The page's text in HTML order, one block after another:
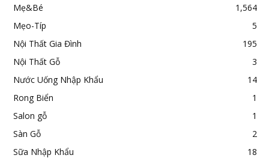
Mẹ&Bé
1,564
Mẹo-Típ
5
Nội Thất Gia Đình
195
Nội Thất Gỗ
3
Nước Uống Nhập Khẩu
14
Rong Biển
1
Salon gỗ
1
Sàn Gỗ
2
Sữa Nhập Khẩu
18